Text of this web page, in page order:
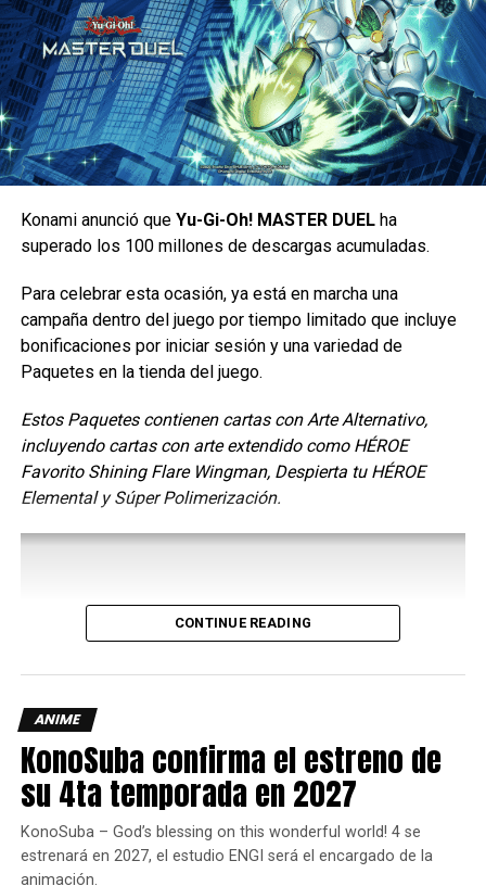
Todo indica que esta película será un golpe de nostalgia
ya que ademáscelebra el 20 aniversario del anime
original; esperemos no tarde en llegar a nuestra región.
Fuente.
comments
DIGIMON ADVENTURE: LAST EVOLUTION KIZUNA
CHEQUEN LAS INCREÍBLES FIGURAS DE LAS
2019
DON'T MISS
¡¿SE FILTRÓ LA FECHA DE SALIDA DE “THE LAST
OF US: PART II”?!
Konami anunció queYu-Gi-Oh! MASTER DUELha
superado los 100 millones de descargas acumuladas.
Para celebrar esta ocasión, ya está en marcha una
campaña dentro del juego por tiempo limitado que incluye
bonificaciones por iniciar sesión y una variedad de
Paquetes en la tienda del juego.
Estos Paquetes contienen cartas con Arte Alternativo,
incluyendo cartas con arte extendido como HÉROE
Favorito Shining Flare Wingman, Despierta tu HÉROE
Elemental y Súper Polimerización.
CONTINUE READING
ANIME
KonoSuba confirma el estreno de
su 4ta temporada en 2027
KonoSuba – God’s blessing on this wonderful world! 4 se
estrenará en 2027, el estudio ENGI será el encargado de la
animación.